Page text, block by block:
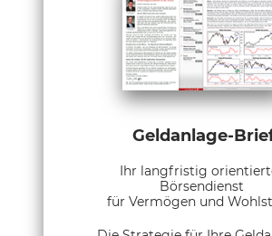
Geldanlage-
Ihr langfristig
Börsendienst
für Vermögen und